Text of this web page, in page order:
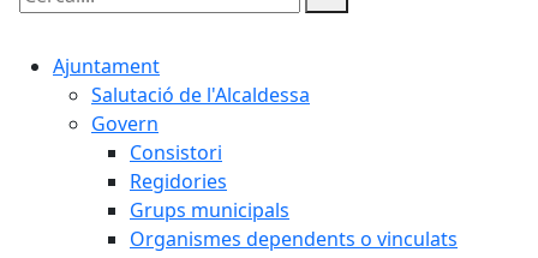
Cercar:
Ajuntament
Salutació de l'Alcaldessa
Govern
Consistori
Regidories
Grups municipals
Organismes dependents o vinculats